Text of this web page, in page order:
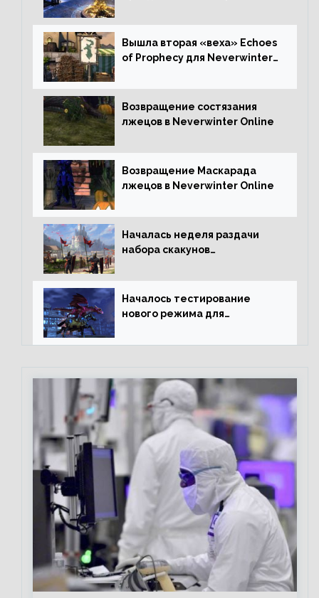
Вышла вторая «веха» Echoes
of Prophecy для Neverwinter
Возвращение состязания
лжецов в Neverwinter Online
Возвращение Маскарада
лжецов в Neverwinter Online
Началась неделя раздачи
набора скакунов
Началось тестирование
нового режима для
online